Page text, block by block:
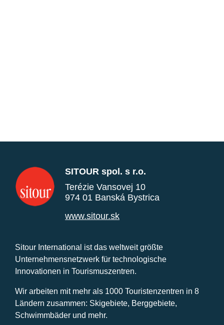
SITOUR spol. s r.o.
Terézie Vansovej 10
974 01 Banská Bystrica
www.sitour.sk
Sitour International ist das weltweit größte
Unternehmensnetzwerk für technologische
Innovationen in Tourismuszentren.
Wir arbeiten mit mehr als 1000 Touristenzentren in 8
Ländern zusammen: Skigebiete, Berggebiete,
Schwimmbäder und mehr.